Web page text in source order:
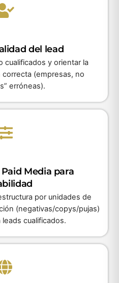
del lead
cualificados y orientar la
(empresas, no
erróneas).
Media para
por unidades de
(negativas/copys/pujas)
cualificados.